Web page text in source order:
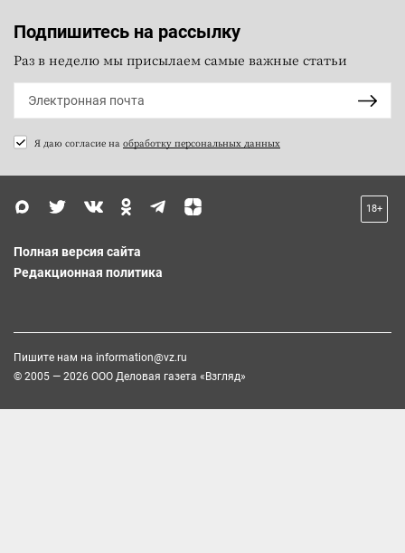
Подпишитесь на рассылку
Раз в неделю мы присылаем самые важные статьи
Я даю согласие на обработку персональных данных
18+
Полная версия сайта
Редакционная политика
Пишите нам на information@vz.ru
© 2005 — 2026 ООО Деловая газета «Взгляд»